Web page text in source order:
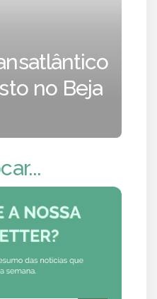
no Beja